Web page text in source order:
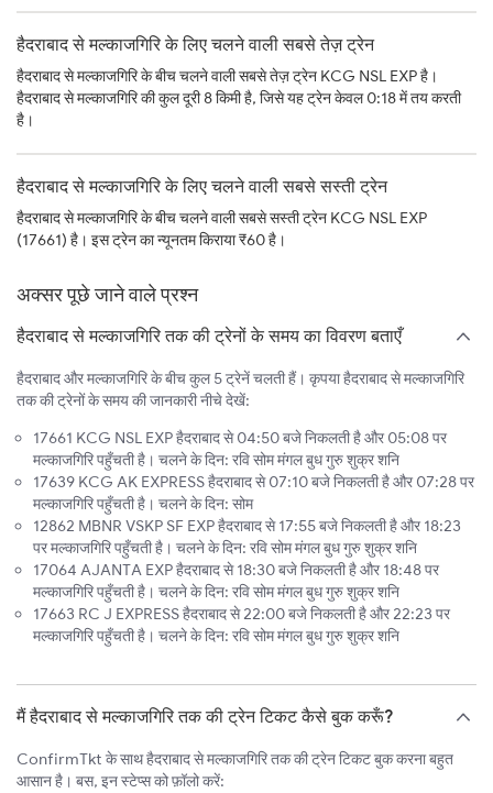
हैदराबाद से मल्काजगिरि के लिए चलने वाली सबसे तेज़ ट्रेन
हैदराबाद से मल्काजगिरि के बीच चलने वाली सबसे तेज़ ट्रेन KCG NSL EXP है।
हैदराबाद से मल्काजगिरि की कुल दूरी 8 किमी है, जिसे यह ट्रेन केवल 0:18 में तय करती
है।
हैदराबाद से मल्काजगिरि के लिए चलने वाली सबसे सस्ती ट्रेन
हैदराबाद से मल्काजगिरि के बीच चलने वाली सबसे सस्ती ट्रेन KCG NSL EXP
(17661) है। इस ट्रेन का न्यूनतम किराया ₹60 है।
अक्सर पूछे जाने वाले प्रश्न
हैदराबाद से मल्काजगिरि तक की ट्रेनों के समय का विवरण बताएँ
हैदराबाद और मल्काजगिरि के बीच कुल 5 ट्रेनें चलती हैं। कृपया हैदराबाद से मल्काजगिरि
तक की ट्रेनों के समय की जानकारी नीचे देखें:
17661 KCG NSL EXP हैदराबाद से 04:50 बजे निकलती है और 05:08 पर
मल्काजगिरि पहुँचती है। चलने के दिन: रवि सोम मंगल बुध गुरु शुक्र शनि
17639 KCG AK EXPRESS हैदराबाद से 07:10 बजे निकलती है और 07:28 पर
मल्काजगिरि पहुँचती है। चलने के दिन: सोम
12862 MBNR VSKP SF EXP हैदराबाद से 17:55 बजे निकलती है और 18:23
पर मल्काजगिरि पहुँचती है। चलने के दिन: रवि सोम मंगल बुध गुरु शुक्र शनि
17064 AJANTA EXP हैदराबाद से 18:30 बजे निकलती है और 18:48 पर
मल्काजगिरि पहुँचती है। चलने के दिन: रवि सोम मंगल बुध गुरु शुक्र शनि
17663 RC J EXPRESS हैदराबाद से 22:00 बजे निकलती है और 22:23 पर
मल्काजगिरि पहुँचती है। चलने के दिन: रवि सोम मंगल बुध गुरु शुक्र शनि
मैं हैदराबाद से मल्काजगिरि तक की ट्रेन टिकट कैसे बुक करूँ?
ConfirmTkt के साथ हैदराबाद से मल्काजगिरि तक की ट्रेन टिकट बुक करना बहुत
आसान है। बस, इन स्टेप्स को फ़ॉलो करें: